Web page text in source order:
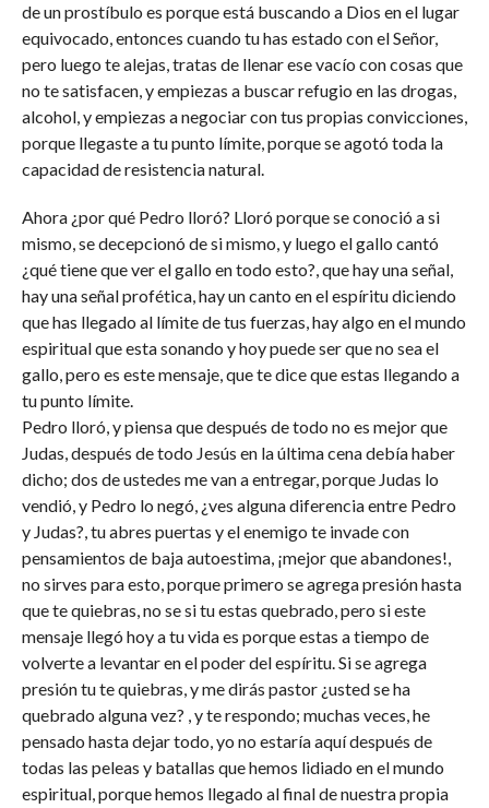
de un prostíbulo es porque está buscando a Dios en el lugar
equivocado, entonces cuando tu has estado con el Señor,
pero luego te alejas, tratas de llenar ese vacío con cosas que
no te satisfacen, y empiezas a buscar refugio en las drogas,
alcohol, y empiezas a negociar con tus propias convicciones,
porque llegaste a tu punto límite, porque se agotó toda la
capacidad de resistencia natural.
Ahora ¿por qué Pedro lloró? Lloró porque se conoció a si
mismo, se decepcionó de si mismo, y luego el gallo cantó
¿qué tiene que ver el gallo en todo esto?, que hay una señal,
hay una señal profética, hay un canto en el espíritu diciendo
que has llegado al límite de tus fuerzas, hay algo en el mundo
espiritual que esta sonando y hoy puede ser que no sea el
gallo, pero es este mensaje, que te dice que estas llegando a
tu punto límite.
Pedro lloró, y piensa que después de todo no es mejor que
Judas, después de todo Jesús en la última cena debía haber
dicho; dos de ustedes me van a entregar, porque Judas lo
vendió, y Pedro lo negó, ¿ves alguna diferencia entre Pedro
y Judas?, tu abres puertas y el enemigo te invade con
pensamientos de baja autoestima, ¡mejor que abandones!,
no sirves para esto, porque primero se agrega presión hasta
que te quiebras, no se si tu estas quebrado, pero si este
mensaje llegó hoy a tu vida es porque estas a tiempo de
volverte a levantar en el poder del espíritu. Si se agrega
presión tu te quiebras, y me dirás pastor ¿usted se ha
quebrado alguna vez? , y te respondo; muchas veces, he
pensado hasta dejar todo, yo no estaría aquí después de
todas las peleas y batallas que hemos lidiado en el mundo
espiritual, porque hemos llegado al final de nuestra propia